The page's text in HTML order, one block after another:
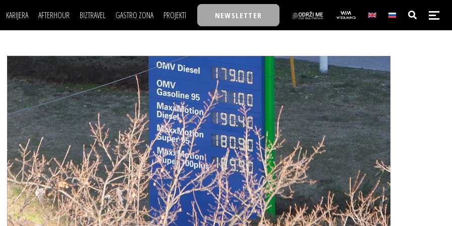
KARIJERA
LJUDI (HR)
MOJ UGAO
USAVRŠAVANJE
KNOW-HOW
AFTERHOUR
KNJIGE
AUTO SVET
STIL
WELLBEING
BIZTRAVEL GASTRO ZONA PROJEKTI
TASTY TALKS
30 ISPOD 30
BACK TO OFFICE/SCHOOL
BIZBENDOVI
BIZKOLEGIJUM
BMW BIZNIS LIGA
BIZLIFE WEEK
IZJAVA GODINE
NEWSLETTER
POSAO
MOJ UGAO
USAVRŠAVANJE
KNOW-HOW
FILM I SCENA
AUTO SVET
STIL
WELLBEING
NAJKOLEGA
30 ISPOD 30
BACK TO OFFICE/SCHOOL
BIZBENDOVI
BIZKOLEGIJUM
BMW BIZNIS LIGA
BIZLIFE WEEK
IZJAVA GODINE